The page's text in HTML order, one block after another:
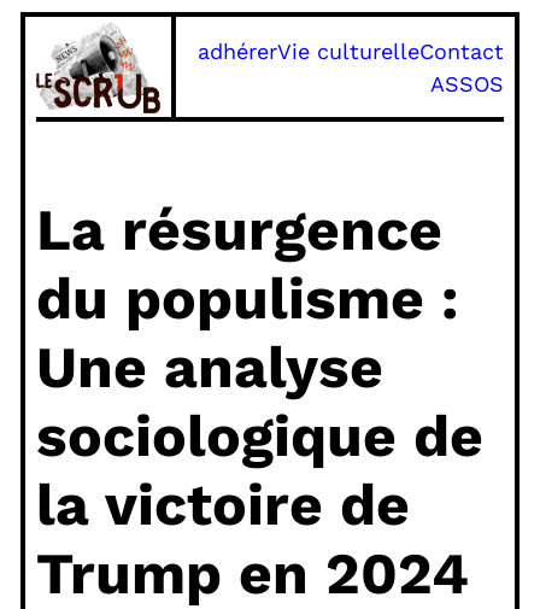
Aller
contenu
adhérerVie culturelleContact
ASSOS
La résurgence
du populisme :
Une analyse
sociologique de
la victoire de
Trump en 2024